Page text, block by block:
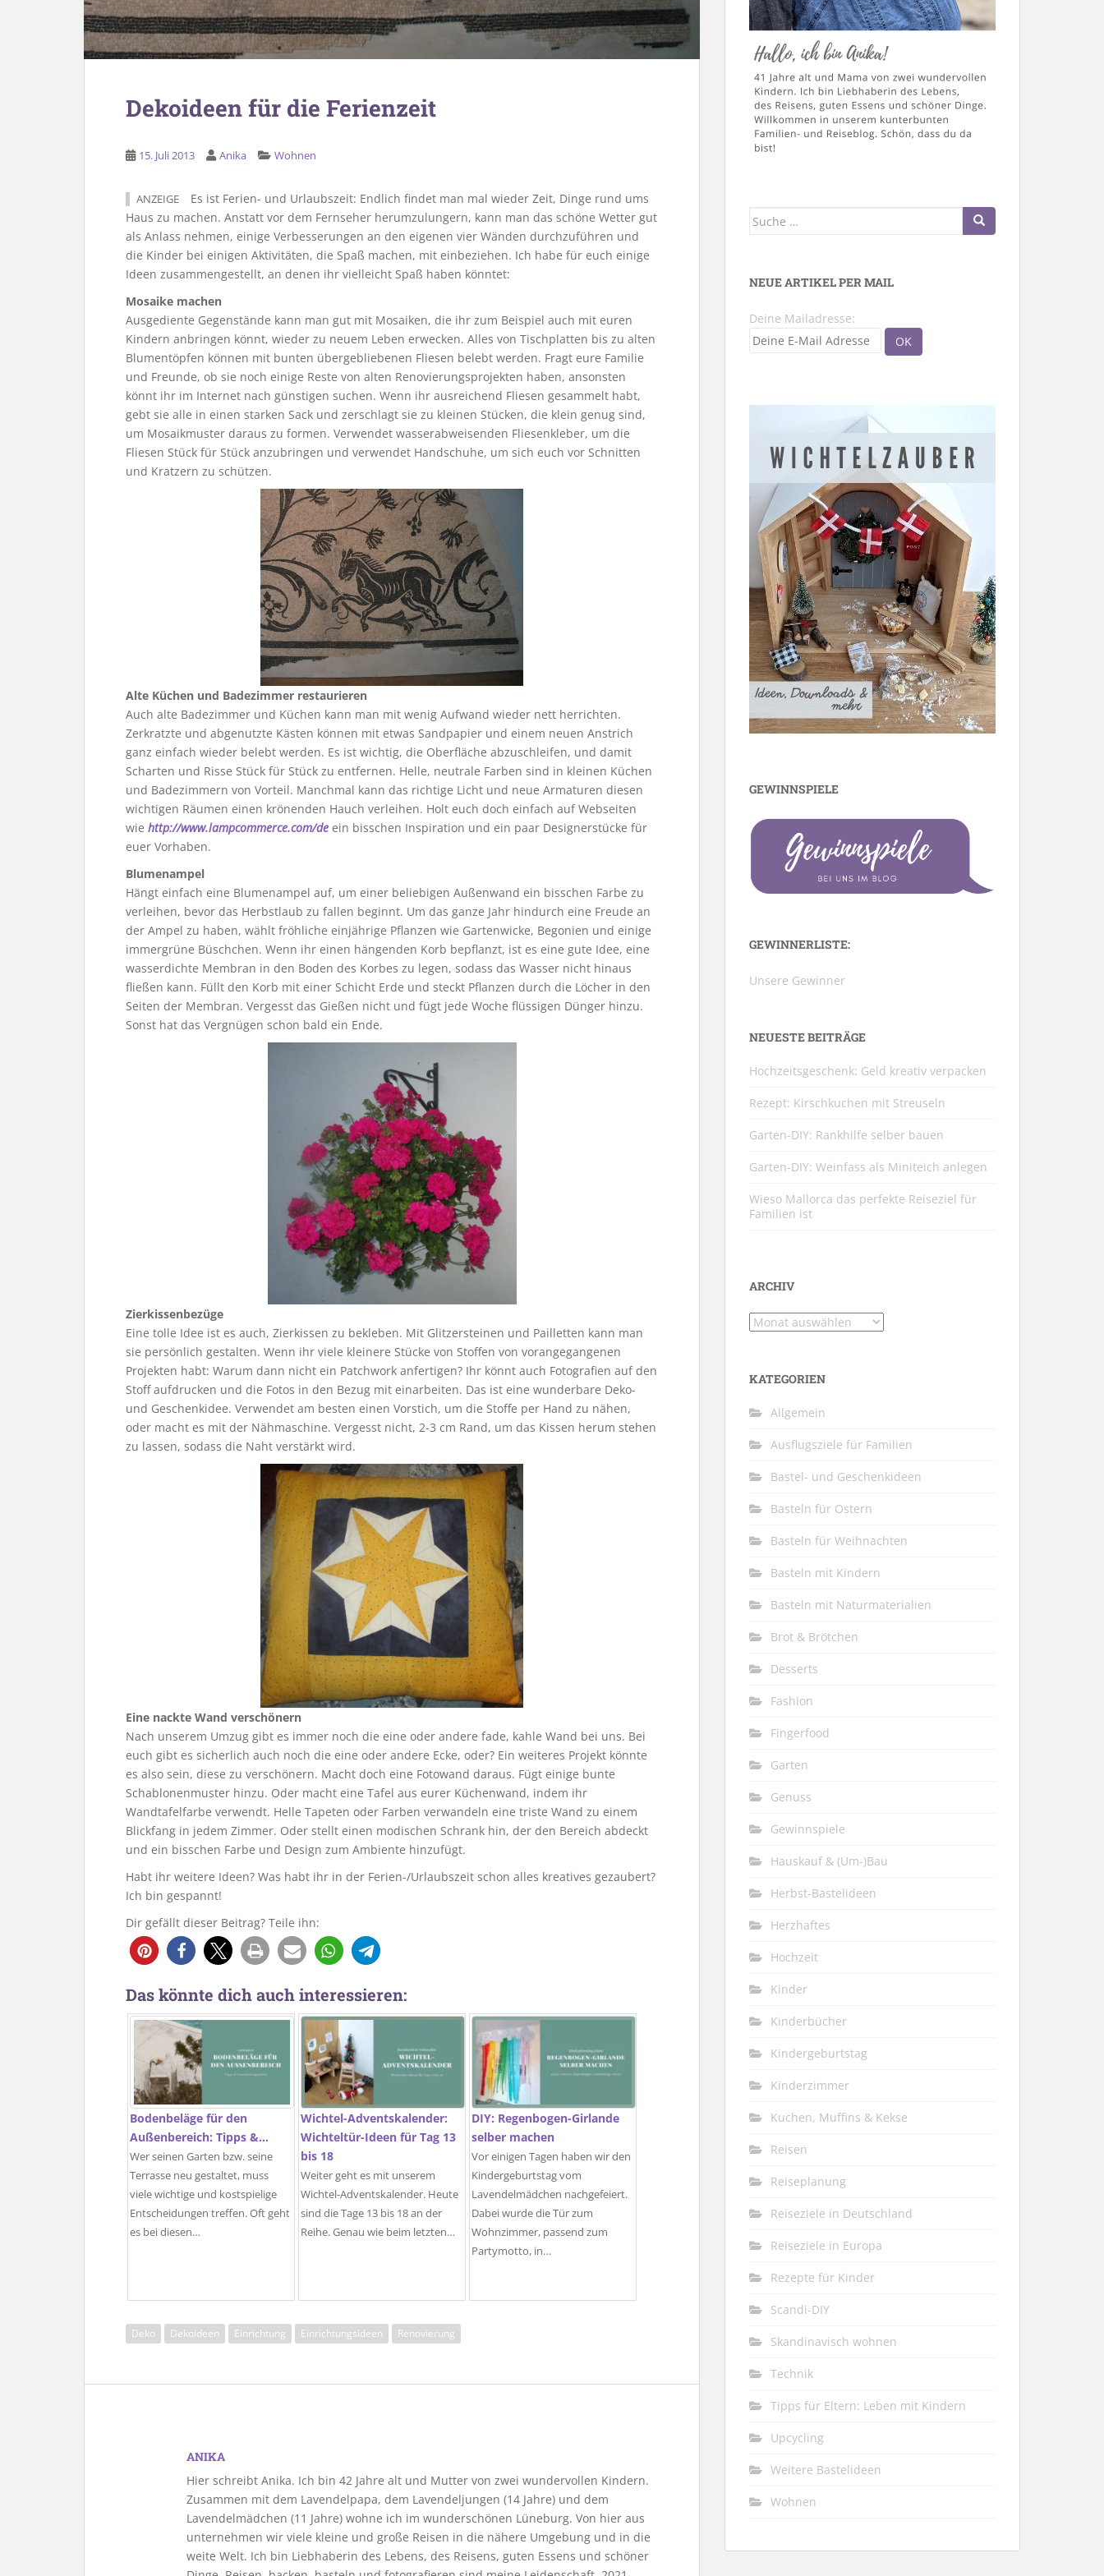
Dekoideen für die Ferienzeit
15. Juli 2013 Anika Wohnen
ANZEIGE
Es ist Ferien- und Urlaubszeit: Endlich findet man mal wieder Zeit, Dinge rund ums
Haus zu machen. Anstatt vor dem Fernseher herumzulungern, kann man das schöne Wetter gut
als Anlass nehmen, einige Verbesserungen an den eigenen vier Wänden durchzuführen und
die Kinder bei einigen Aktivitäten, die Spaß machen, mit einbeziehen. Ich habe für euch einige
Ideen zusammengestellt, an denen ihr vielleicht Spaß haben könntet:
Mosaike machen
Ausgediente Gegenstände kann man gut mit Mosaiken, die ihr zum Beispiel auch mit euren
Kindern anbringen könnt, wieder zu neuem Leben erwecken. Alles von Tischplatten bis zu alten
Blumentöpfen können mit bunten übergebliebenen Fliesen belebt werden. Fragt eure Familie
und Freunde, ob sie noch einige Reste von alten Renovierungsprojekten haben, ansonsten
könnt ihr im Internet nach günstigen suchen. Wenn ihr ausreichend Fliesen gesammelt habt,
gebt sie alle in einen starken Sack und zerschlagt sie zu kleinen Stücken, die klein genug sind,
um Mosaikmuster daraus zu formen. Verwendet wasserabweisenden Fliesenkleber, um die
Fliesen Stück für Stück anzubringen und verwendet Handschuhe, um sich euch vor Schnitten
und Kratzern zu schützen.
Alte Küchen und Badezimmer restaurieren
Auch alte Badezimmer und Küchen kann man mit wenig Aufwand wieder nett herrichten.
Zerkratzte und abgenutzte Kästen können mit etwas Sandpapier und einem neuen Anstrich
ganz einfach wieder belebt werden. Es ist wichtig, die Oberfläche abzuschleifen, und damit
Scharten und Risse Stück für Stück zu entfernen. Helle, neutrale Farben sind in kleinen Küchen
und Badezimmern von Vorteil. Manchmal kann das richtige Licht und neue Armaturen diesen
wichtigen Räumen einen krönenden Hauch verleihen. Holt euch doch einfach auf Webseiten
wie http://www.lampcommerce.com/de ein bisschen Inspiration und ein paar Designerstücke für
euer Vorhaben.
Blumenampel
Hängt einfach eine Blumenampel auf, um einer beliebigen Außenwand ein bisschen Farbe zu
verleihen, bevor das Herbstlaub zu fallen beginnt. Um das ganze Jahr hindurch eine Freude an
der Ampel zu haben, wählt fröhliche einjährige Pflanzen wie Gartenwicke, Begonien und einige
immergrüne Büschchen. Wenn ihr einen hängenden Korb bepflanzt, ist es eine gute Idee, eine
wasserdichte Membran in den Boden des Korbes zu legen, sodass das Wasser nicht hinaus
fließen kann. Füllt den Korb mit einer Schicht Erde und steckt Pflanzen durch die Löcher in den
Seiten der Membran. Vergesst das Gießen nicht und fügt jede Woche flüssigen Dünger hinzu.
Sonst hat das Vergnügen schon bald ein Ende.
Zierkissenbezüge
Eine tolle Idee ist es auch, Zierkissen zu bekleben. Mit Glitzersteinen und Pailletten kann man
sie persönlich gestalten. Wenn ihr viele kleinere Stücke von Stoffen von vorangegangenen
Projekten habt: Warum dann nicht ein Patchwork anfertigen? Ihr könnt auch Fotografien auf den
Stoff aufdrucken und die Fotos in den Bezug mit einarbeiten. Das ist eine wunderbare Deko-
und Geschenkidee. Verwendet am besten einen Vorstich, um die Stoffe per Hand zu nähen,
oder macht es mit der Nähmaschine. Vergesst nicht, 2-3 cm Rand, um das Kissen herum stehen
zu lassen, sodass die Naht verstärkt wird.
Eine nackte Wand verschönern
Nach unserem Umzug gibt es immer noch die eine oder andere fade, kahle Wand bei uns. Bei
euch gibt es sicherlich auch noch die eine oder andere Ecke, oder? Ein weiteres Projekt könnte
es also sein, diese zu verschönern. Macht doch eine Fotowand daraus. Fügt einige bunte
Schablonenmuster hinzu. Oder macht eine Tafel aus eurer Küchenwand, indem ihr
Wandtafelfarbe verwendt. Helle Tapeten oder Farben verwandeln eine triste Wand zu einem
Blickfang in jedem Zimmer. Oder stellt einen modischen Schrank hin, der den Bereich abdeckt
und ein bisschen Farbe und Design zum Ambiente hinzufügt.
Habt ihr weitere Ideen? Was habt ihr in der Ferien-/Urlaubszeit schon alles kreatives gezaubert?
Ich bin gespannt!
Dir gefällt dieser Beitrag? Teile ihn:
Das könnte dich auch interessieren:
Bodenbeläge für den
Außenbereich: Tipps &…
Wer seinen Garten bzw. seine
Terrasse neu gestaltet, muss
viele wichtige und kostspielige
Entscheidungen treffen. Oft geht
es bei diesen…
Wichtel-Adventskalender:
Wichteltür-Ideen für Tag 13
bis 18
Weiter geht es mit unserem
Wichtel-Adventskalender. Heute
sind die Tage 13 bis 18 an der
Reihe. Genau wie beim letzten…
DIY: Regenbogen-Girlande
selber machen
Vor einigen Tagen haben wir den
Kindergeburtstag vom
Lavendelmädchen nachgefeiert.
Dabei wurde die Tür zum
Wohnzimmer, passend zum
Partymotto, in…
Deko Dekoideen Einrichtung Einrichtungsideen Renovierung
ANIKA
Hier schreibt Anika. Ich bin 42 Jahre alt und Mutter von zwei wundervollen Kindern.
Zusammen mit dem Lavendelpapa, dem Lavendeljungen (14 Jahre) und dem
Lavendelmädchen (11 Jahre) wohne ich im wunderschönen Lüneburg. Von hier aus
unternehmen wir viele kleine und große Reisen in die nähere Umgebung und in die
weite Welt. Ich bin Liebhaberin des Lebens, des Reisens, guten Essens und schöner
Suche
NEUE ARTIKEL PER MAIL
Deine Mailadresse:
GEWINNSPIELE
GEWINNERLISTE:
Unsere Gewinner
NEUESTE BEITRÄGE
Hochzeitsgeschenk: Geld kreativ verpacken
Rezept: Kirschkuchen mit Streuseln
Garten-DIY: Rankhilfe selber bauen
Garten-DIY: Weinfass als Miniteich anlegen
Wieso Mallorca das perfekte Reiseziel für
Familien ist
ARCHIV
Archiv
KATEGORIEN
Allgemein
Ausflugsziele für Familien
Bastel- und Geschenkideen
Basteln für Ostern
Basteln für Weihnachten
Basteln mit Kindern
Basteln mit Naturmaterialien
Brot & Brötchen
Desserts
Fashion
Fingerfood
Garten
Genuss
Gewinnspiele
Hauskauf & (Um-)Bau
Herbst-Bastelideen
Herzhaftes
Hochzeit
Kinder
Kinderbücher
Kindergeburtstag
Kinderzimmer
Kuchen, Muffins & Kekse
Reisen
Reiseplanung
Reiseziele in Deutschland
Reiseziele in Europa
Rezepte für Kinder
Scandi-DIY
Skandinavisch wohnen
Technik
Tipps für Eltern: Leben mit Kindern
Upcycling
Weitere Bastelideen
Wohnen